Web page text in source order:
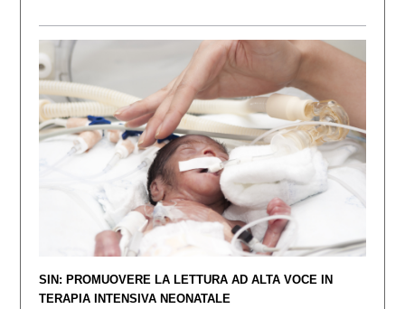
SIN: PROMUOVERE LA LETTURA AD ALTA VOCE IN
TERAPIA INTENSIVA NEONATALE